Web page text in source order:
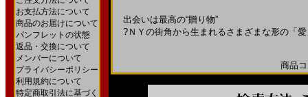
お支払方法について
商品のお届けについて
パンフレットの状態
返品・交換について
メンバーについて
プライバシーポリシー
利用規約について
特定商取引法に基づく
出会いは最高の“贈り物”
?ＮＹの街角から生まれるさまざまな形の「
商品